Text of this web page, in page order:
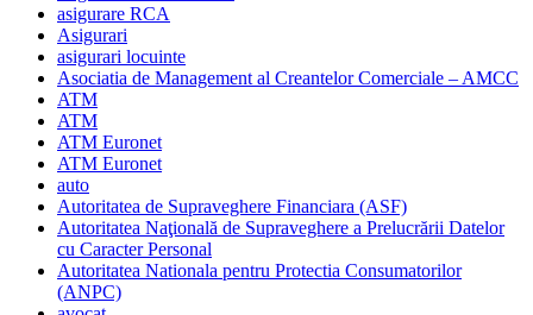
asigurare RCA
Asigurari
asigurari locuinte
Asociatia de Management al Creantelor Comerciale – AMCC
ATM
ATM
ATM Euronet
ATM Euronet
auto
Autoritatea de Supraveghere Financiara (ASF)
Autoritatea Naţională de Supraveghere a Prelucrării Datelor
cu Caracter Personal
Autoritatea Nationala pentru Protectia Consumatorilor
(ANPC)